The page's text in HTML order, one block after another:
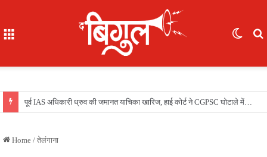
भूखे-प्यासे बच्चों का रेस्क्यू, 16 में से 7 नाबालिग, काम दिलाने के नाम पर ले गए रायपुर, फिर भेजा दुर्ग
Home / तेलंगाना